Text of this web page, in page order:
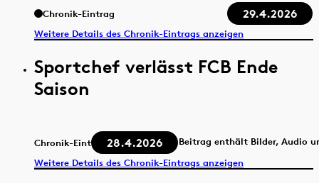
Chronik-Eintrag 29.4.2026
Weitere Details des Chronik-Eintrags anzeigen
Sportchef verlässt FCB Ende
Saison
Chronik-Eintrag 28.4.2026
Beitrag enthält Bilder, Audio
Weitere Details des Chronik-Eintrags anzeigen